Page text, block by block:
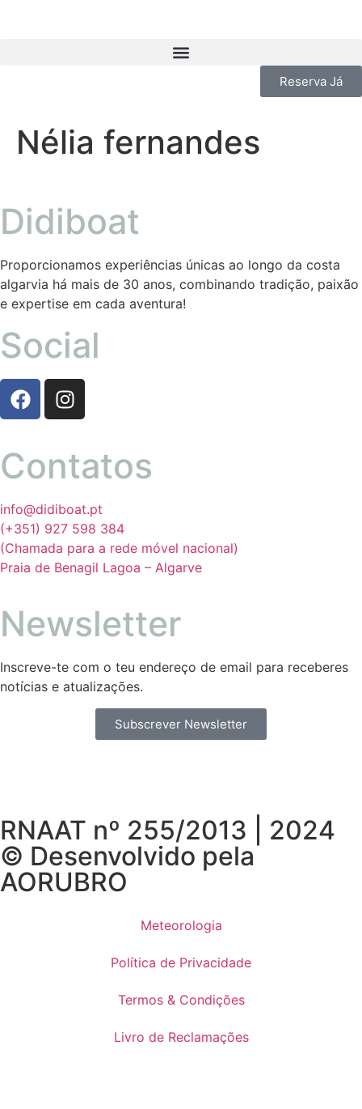
Reserva Já
Nélia fernandes
Didiboat
Proporcionamos experiências únicas ao longo da costa
algarvia há mais de 30 anos, combinando tradição, paixão
e expertise em cada aventura!
Social
Contatos
info@didiboat.pt
(+351) 927 598 384
(Chamada para a rede móvel nacional)
Praia de Benagil Lagoa – Algarve
Newsletter
Inscreve-te com o teu endereço de email para receberes
notícias e atualizações.
Subscrever Newsletter
RNAAT nº 255/2013 | 2024
© Desenvolvido pela
AORUBRO
Meteorologia
Política de Privacidade
Termos & Condições
Livro de Reclamações